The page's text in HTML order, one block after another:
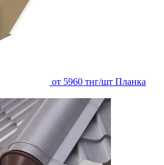
от 5960 тнг/шт Планка